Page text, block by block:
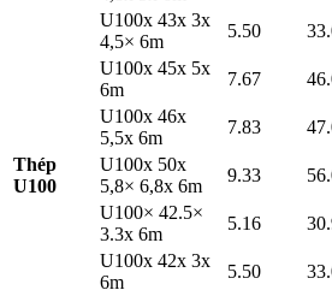
Thép
U100
U100x 43x 3x
4,5× 6m
5.50
U100x 45x 5x
6m
7.67
U100x 46x
5,5x 6m
7.83
U100x 50x
5,8× 6,8x 6m
9.33
U100× 42.5×
3.3x 6m
5.16
U100x 42x 3x
6m
5.50